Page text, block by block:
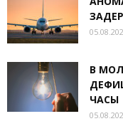
В
ЧАСЫ